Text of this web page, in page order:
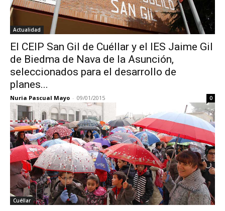
Actualidad
El CEIP San Gil de Cuéllar y el IES Jaime Gil
de Biedma de Nava de la Asunción,
seleccionados para el desarrollo de
planes...
Nuria Pascual Mayo - 09/01/2015 0
Cuéllar